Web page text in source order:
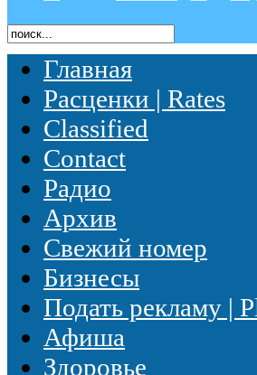
Главная
Расценки | Rates
Classified
Contact
Радио
Архив
Свежий номер
Бизнесы
Подать рекламу |
Афиша
Здоровье